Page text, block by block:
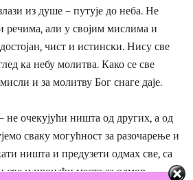
из душе – путује до неба. Не
речима, али у својим мислима и
чист и истински. Нису све
ка небу молитва. Како се све
и за молитву Бог снаге даје.
очекујући ништа од других, а од
сваку могућност за разочарење и
ништа и предузети одмах све, са
све и пронаћи места за одмор.